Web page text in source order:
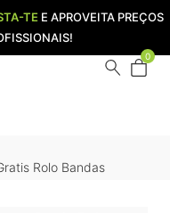
TE E APROVEITA PREÇOS
0
Rolo Bandas